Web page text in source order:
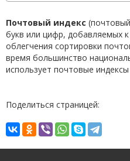
Почтовый индекс
букв или цифр, добавляемых
облегчения сортировки
время большинство
использует почтовые
Поделиться страницей: